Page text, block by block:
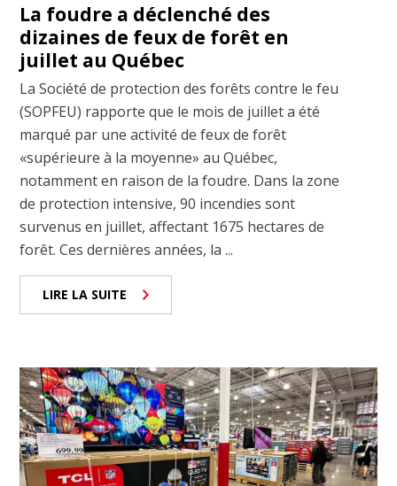
La foudre a déclenché des
dizaines de feux de forêt en
juillet au Québec
La Société de protection des forêts contre le feu
(SOPFEU) rapporte que le mois de juillet a été
marqué par une activité de feux de forêt
«supérieure à la moyenne» au Québec,
notamment en raison de la foudre. Dans la zone
de protection intensive, 90 incendies sont
survenus en juillet, affectant 1675 hectares de
forêt. Ces dernières années, la ...
LIRE LA SUITE